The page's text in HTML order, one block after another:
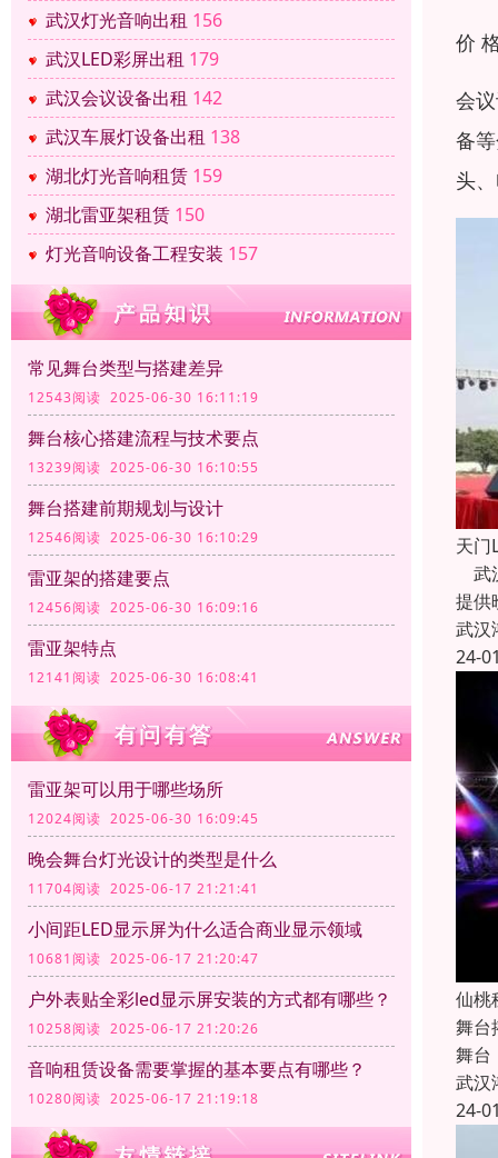
武汉灯光音响出租 156
武汉LED彩屏出租 179
武汉会议设备出租 142
武汉车展灯设备出租 138
湖北灯光音响租赁 159
湖北雷亚架租赁 150
灯光音响设备工程安装 157
常见舞台类型与搭建差异
12543阅读 2025-06-30 16:11:19
舞台核心搭建流程与技术要点
13239阅读 2025-06-30 16:10:55
舞台搭建前期规划与设计
12546阅读 2025-06-30 16:10:29
雷亚架的搭建要点
12456阅读 2025-06-30 16:09:16
雷亚架特点
12141阅读 2025-06-30 16:08:41
雷亚架可以用于哪些场所
12024阅读 2025-06-30 16:09:45
晚会舞台灯光设计的类型是什么
11704阅读 2025-06-17 21:21:41
小间距LED显示屏为什么适合商业显示领域
10681阅读 2025-06-17 21:20:47
户外表贴全彩led显示屏安装的方式都有哪些？
10258阅读 2025-06-17 21:20:26
音响租赁设备需要掌握的基本要点有哪些？
10280阅读 2025-06-17 21:19:18
价
会
备
头
天门
武
提供
武汉
24-
仙桃
舞台
舞台
武汉
24-